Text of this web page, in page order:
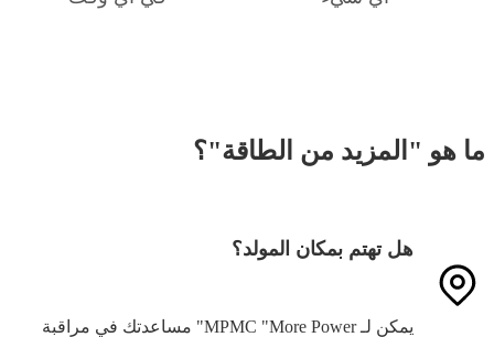
ما هو "المزيد من الطاقة"؟
هل تهتم بمكان المولد؟
يمكن لـ MPMC "More Power" مساعدتك في مراقبة